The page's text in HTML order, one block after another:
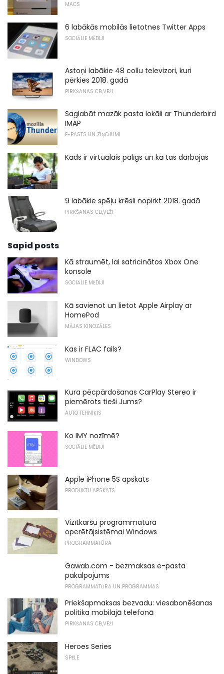
MACS
6 labākās mobilās lietotnes Twitter Apps
SOCIĀLIE MĒDIJI
Astoņi labākie 48 collu televizori, kuri
pērkies 2018. gadā
PIRKŠANAS CEĻVEŽI
Saglabāt mazāk pasta lokāli ar Thunderbird
IMAP
E-PASTS UN ZIŅOJUMI
Kāds ir virtuālais palīgs un kā tas darbojas
9 labākie spēļu krēsli nopirkt 2018. gadā
PIRKŠANAS CEĻVEŽI
Sapid posts
Kā straumēt, lai satricinātos Xbox One
konsole
SOCIĀLIE MĒDIJI
Kā savienot un lietot Apple Airplay ar
HomePod
MĀJAS KINOZĀLES
Kas ir FLAC fails?
WINDOWS
Kura pēcpārdošanas CarPlay Stereo ir
piemērots tieši Jums?
AUTO TEHNIĶIS
Ko IMY nozīmē?
SOCIĀLIE MĒDIJI
Apple iPhone 5S apskats
PRODUKTU APSKATS
Vizītkaršu programmatūra
operētājsistēmai Windows
PROGRAMMATŪRA
Gawab.com - bezmaksas e-pasta
pakalpojums
PROGRAMMATŪRA UN PROGRAMMAS
Priekšapmaksas bezvadu: viesabonēšanas
politika mobilajā telefonā
PIRKŠANAS CEĻVEŽI
Heroes Series
SPĒLE